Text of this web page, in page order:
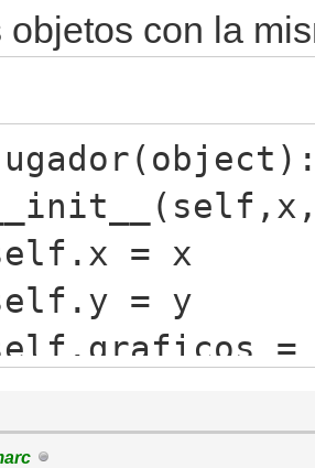
objetos con la
= x
= y
=